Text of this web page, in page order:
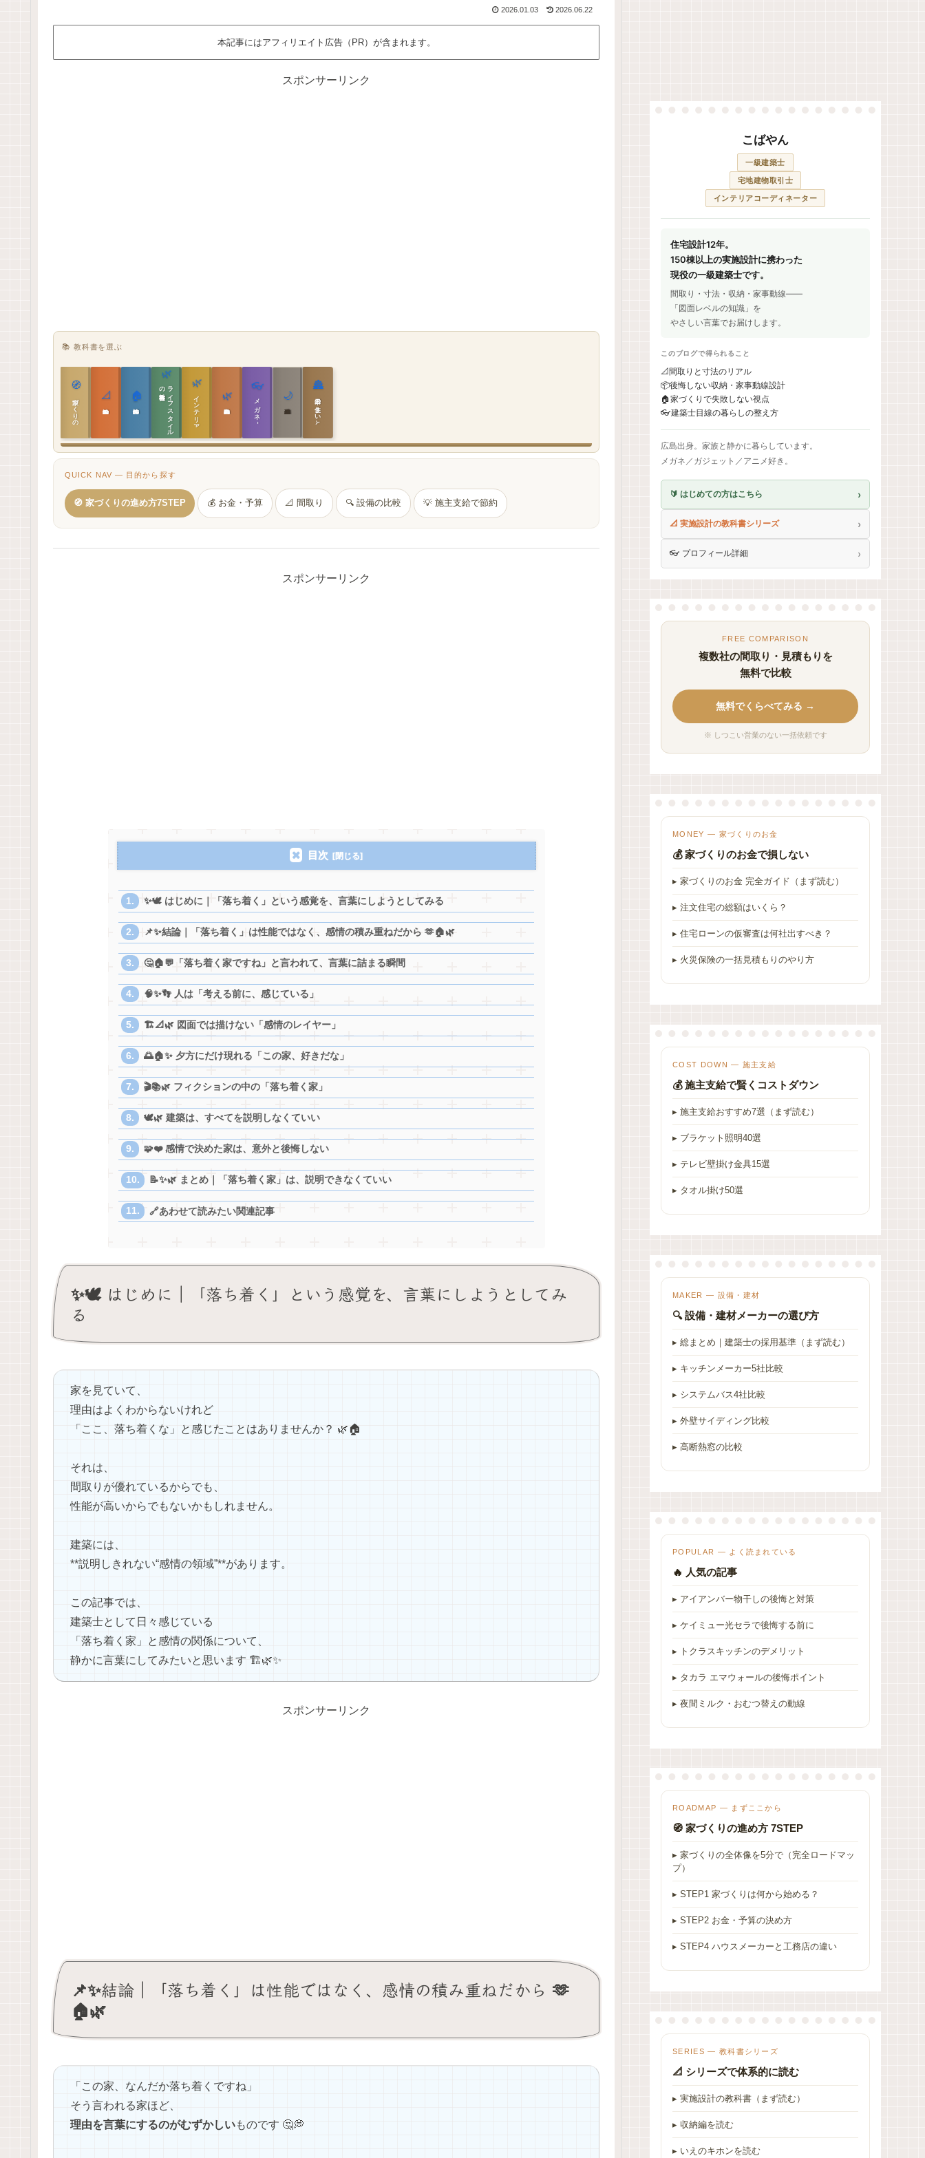
だ
？
を
場
面
た
ち
2026.01.03 2026.06.22
本記事にはアフィリエイト広告（PR）が含まれます。
スポンサーリンク
📚 教科書を選ぶ
🧭
家づくりの教科書 📐
実施設計の教科書
🏠
性能設計の教科書
🌿
ラ
イ
フ
ス
タ
イ
ル
の
教科書 🌿
インテリア設計 🌿
敷地設計の教科書
👓
メガネ｜転職 🌙
建築思想の教科書
🏯
日本の住まいと作法
QUICK NAV — 目的から探す
🧭 家づくりの進め方7STEP 💰 お金・予算 📐 間取り 🔍 設備の比較 💡 施主支給で節約
スポンサーリンク
目次
✨🕊️ はじめに｜「落ち着く」という感覚を、言葉にしようとしてみる
📌✨結論｜「落ち着く」は性能ではなく、感情の積み重ねだから 🫶🏠🌿
🤔🏠💬「落ち着く家ですね」と言われて、言葉に詰まる瞬間
🧠✨👣 人は「考える前に、感じている」
🏗📐🌿 図面では描けない「感情のレイヤー」
🌅🏠✨ 夕方にだけ現れる「この家、好きだな」
🎬📚🌿 フィクションの中の「落ち着く家」
🕊️🌿 建築は、すべてを説明しなくていい
🧩❤️ 感情で決めた家は、意外と後悔しない
📝✨🌿 まとめ｜「落ち着く家」は、説明できなくていい
🔗あわせて読みたい関連記事
✨🕊️ はじめに｜「落ち着く」という感覚を、言葉にしようとしてみ
る
家を見ていて、
理由はよくわからないけれど
「ここ、落ち着くな」と感じたことはありませんか？ 🌿🏠
それは、
間取りが優れているからでも、
性能が高いからでもないかもしれません。
建築には、
**説明しきれない“感情の領域”**があります。
この記事では、
建築士として日々感じている
「落ち着く家」と感情の関係について、
静かに言葉にしてみたいと思います 🏗🌿✨
スポンサーリンク
📌✨結論｜「落ち着く」は性能ではなく、感情の積み重ねだから 🫶
🏠🌿
「この家、なんだか落ち着くですね」
そう言われる家ほど、
理由を言葉にするのがむずかしいものです 🤔💭
こばやん
一級建築士
宅地建物取引士
インテリアコーディネーター
住宅設計12年。
150棟以上の実施設計に携わった
現役の一級建築士です。
間取り・寸法・収納・家事動線——
「図面レベルの知識」を
やさしい言葉でお届けします。
このブログで得られること
📐間取りと寸法のリアル
📦後悔しない収納・家事動線設計
🏠家づくりで失敗しない視点
👓建築士目線の暮らしの整え方
広島出身。家族と静かに暮らしています。
メガネ／ガジェット／アニメ好き。
🔰 はじめての方はこちら ›
📐 実施設計の教科書シリーズ ›
👓 プロフィール詳細 ›
FREE COMPARISON
複数社の間取り・見積もりを
無料で比較
無料でくらべてみる →
※ しつこい営業のない一括依頼です
MONEY — 家づくりのお金
💰 家づくりのお金で損しない
▸ 家づくりのお金 完全ガイド（まず読む）
▸ 注文住宅の総額はいくら？
▸ 住宅ローンの仮審査は何社出すべき？
▸ 火災保険の一括見積もりのやり方
COST DOWN — 施主支給
💰 施主支給で賢くコストダウン
▸ 施主支給おすすめ7選（まず読む）
▸ ブラケット照明40選
▸ テレビ壁掛け金具15選
▸ タオル掛け50選
MAKER — 設備・建材
🔍 設備・建材メーカーの選び方
▸ 総まとめ｜建築士の採用基準（まず読む）
▸ キッチンメーカー5社比較
▸ システムバス4社比較
▸ 外壁サイディング比較
▸ 高断熱窓の比較
POPULAR — よく読まれている
🔥 人気の記事
▸ アイアンバー物干しの後悔と対策
▸ ケイミュー光セラで後悔する前に
▸ トクラスキッチンのデメリット
▸ タカラ エマウォールの後悔ポイント
▸ 夜間ミルク・おむつ替えの動線
ROADMAP — まずここから
🧭 家づくりの進め方 7STEP
▸ 家づくりの全体像を5分で（完全ロードマッ
プ）
▸ STEP1 家づくりは何から始める？
▸ STEP2 お金・予算の決め方
▸ STEP4 ハウスメーカーと工務店の違い
SERIES — 教科書シリーズ
📐 シリーズで体系的に読む
▸ 実施設計の教科書（まず読む）
▸ 収納編を読む
▸ いえのキホンを読む